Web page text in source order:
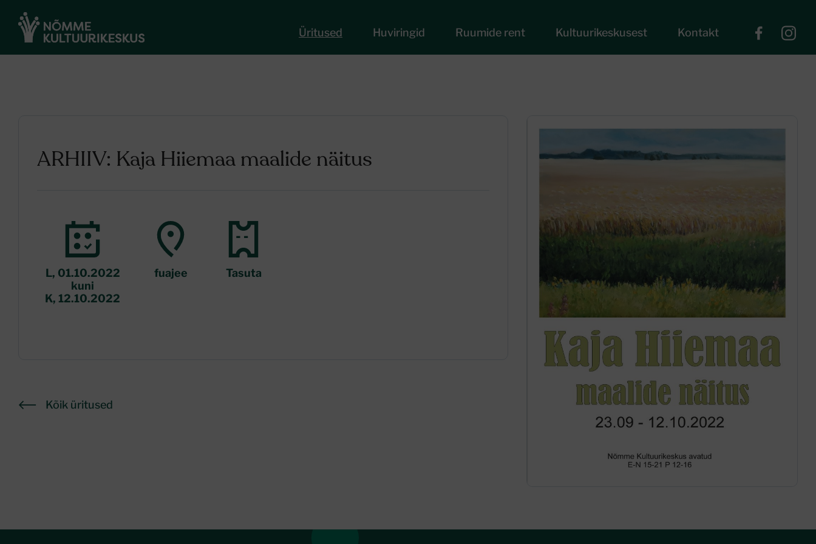
Üritused Huviringid Ruumide rent Kultuurikeskusest Kontakt
ARHIIV: Kaja Hiiemaa maalide näitus
L, 01.10.2022
kuni
K, 12.10.2022
fuajee Tasuta
Kõik üritused